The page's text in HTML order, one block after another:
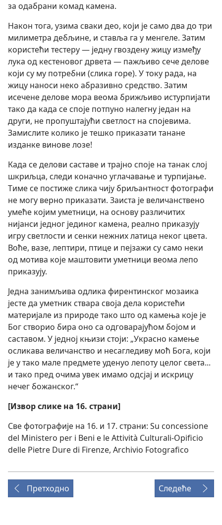
за одабрани комад камена.
Након тога, узима сваки део, који је само два до три
милиметра дебљине, и ставља га у менгеле. Затим
користећи тестеру — једну гвоздену жицу између
лука од кестеновог дрвета — пажљиво сече делове
који су му потребни (слика горе). У току рада, на
жицу наноси неко абразивно средство. Затим
исечене делове мора веома брижљиво истурпијати
тако да када се споје потпуно налегну један на
други, не пропуштајући светлост на спојевима.
Замислите колико је тешко приказати танане
изданке винове лозе!
Када се делови саставе и трајно споје на танак слој
шкриљца, следи коначно углачавање и турпијање.
Тиме се постиже слика чију бриљантност фотографи
не могу верно приказати. Заиста је величанствено
умеће којим уметници, на основу различитих
нијанси једног јединог камена, реално приказују
игру светлости и сенки нежних латица неког цвета.
Воће, вазе, лептири, птице и пејзажи су само неки
од мотива које маштовити уметници веома лепо
приказују.
Једна занимљива одлика фирентинског мозаика
јесте да уметник ствара своја дела користећи
материјале из природе тако што од камења које је
Бог створио бира оно са одговарајућом бојом и
саставом. У једној књизи стоји: „Украсно камење
осликава величанство и несагледиву моћ Бога, који
је у тако мале предмете уденуо лепоту целог света...
и тако пред очима увек имамо одсјај и искрицу
нечег божанског.“
[Извор слике на 16. страни]
Све фотографије на 16. и 17. страни: Su concessione
del Ministero per i Beni e le Attività Culturali-Opificio
delle Pietre Dure di Firenze, Archivio Fotografico
Претходно Следеће